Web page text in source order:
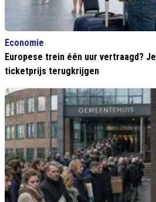
Economie
Europese trein één uur vertraagd?
ticketprijs terugkrijgen